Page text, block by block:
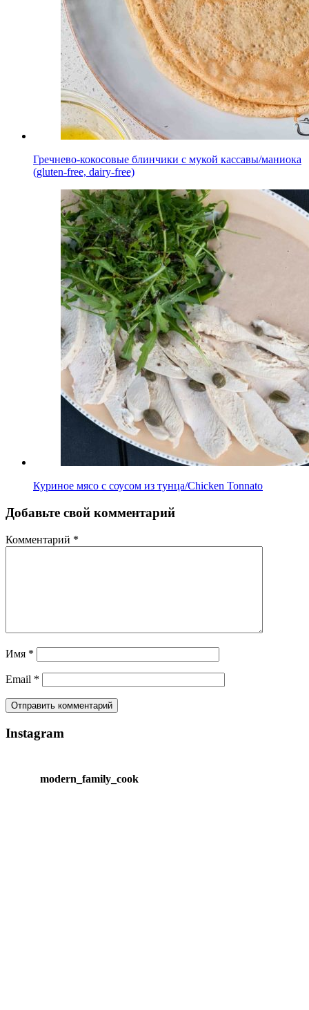
Гречнево-кокосовые блинчики с мукой кассавы/маниока
(gluten-free, dairy-free)
Куриное мясо с соусом из тунца/Chicken Tonnato
Добавьте свой комментарий
Комментарий *
Имя *
Email *
Instagram
modern_family_cook